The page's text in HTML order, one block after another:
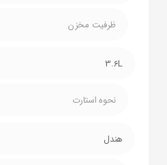
ظرفیت مخزن
3.6L
نحوه استارت
هندل